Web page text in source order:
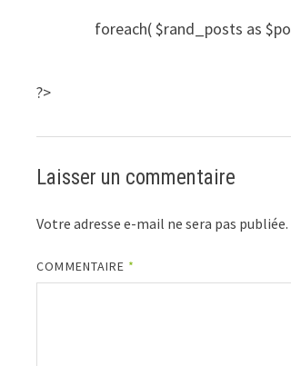
foreach( $rand_posts as
?>
Laisser un commentaire
Votre adresse e-mail ne sera pas publiée.
COMMENTAIRE *